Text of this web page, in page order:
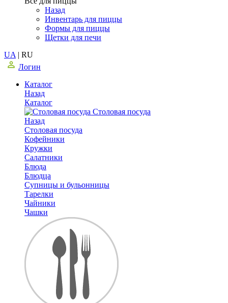
Назад
Инвентарь для пиццы
Формы для пиццы
Щетки для печи
UA | RU
Логин
Каталог
Назад
Каталог
Столовая посуда
Назад
Столовая посуда
Кофейники
Кружки
Салатники
Блюда
Блюдца
Супницы и бульонницы
Тарелки
Чайники
Чашки